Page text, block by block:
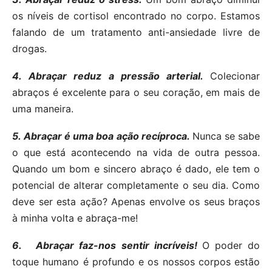
os níveis de cortisol encontrado no corpo. Estamos
falando de um tratamento anti-ansiedade livre de
drogas.
4.Abraçar reduz a pressão arterial. Colecionar
abraços é excelente para o seu coração, em mais de
uma maneira.
5.Abraçar é uma boa ação recíproca. Nunca se sabe
o que está acontecendo na vida de outra pessoa.
Quando um bom e sincero abraço é dado, ele tem o
potencial de alterar completamente o seu dia. Como
deve ser esta ação? Apenas envolve os seus braços
à minha volta e abraça-me!
6.Abraçar faz-nos sentir incríveis! O poder do
toque humano é profundo e os nossos corpos estão